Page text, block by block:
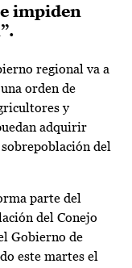
impiden
regional va a
orden de
y
adquirir
del
parte del
del Conejo
Gobierno de
este martes el